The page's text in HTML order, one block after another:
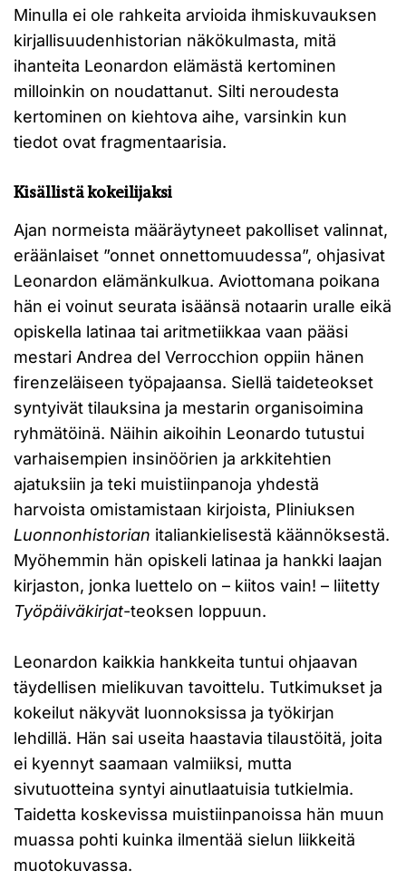
Minulla ei ole rahkeita arvioida ihmiskuvauksen
kirjallisuudenhistorian näkökulmasta, mitä
ihanteita Leonardon elämästä kertominen
milloinkin on noudattanut. Silti neroudesta
kertominen on kiehtova aihe, varsinkin kun
tiedot ovat fragmentaarisia.
Kisällistä kokeilijaksi
Ajan normeista määräytyneet pakolliset valinnat,
eräänlaiset ”onnet onnettomuudessa”, ohjasivat
Leonardon elämänkulkua. Aviottomana poikana
hän ei voinut seurata isäänsä notaarin uralle eikä
opiskella latinaa tai aritmetiikkaa vaan pääsi
mestari Andrea del Verrocchion oppiin hänen
firenzeläiseen työpajaansa. Siellä taideteokset
syntyivät tilauksina ja mestarin organisoimina
ryhmätöinä. Näihin aikoihin Leonardo tutustui
varhaisempien insinöörien ja arkkitehtien
ajatuksiin ja teki muistiinpanoja yhdestä
harvoista omistamistaan kirjoista, Pliniuksen
Luonnonhistorian italiankielisestä käännöksestä.
Myöhemmin hän opiskeli latinaa ja hankki laajan
kirjaston, jonka luettelo on – kiitos vain! – liitetty
Työpäiväkirjat-teoksen loppuun.
Leonardon kaikkia hankkeita tuntui ohjaavan
täydellisen mielikuvan tavoittelu. Tutkimukset ja
kokeilut näkyvät luonnoksissa ja työkirjan
lehdillä. Hän sai useita haastavia tilaustöitä, joita
ei kyennyt saamaan valmiiksi, mutta
sivutuotteina syntyi ainutlaatuisia tutkielmia.
Taidetta koskevissa muistiinpanoissa hän muun
muassa pohti kuinka ilmentää sielun liikkeitä
muotokuvassa.